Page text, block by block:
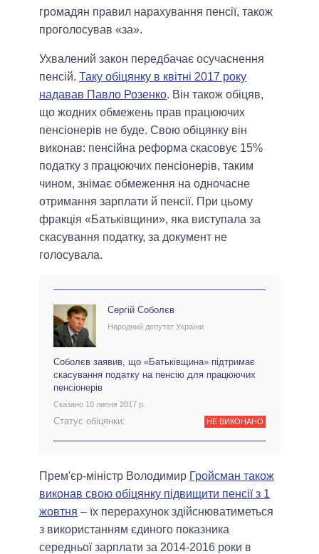
громадян правил нарахування пенсії, також
проголосував «за».
Ухвалений закон передбачає осучаснення
пенсій. Таку обіцянку в квітні 2017 року
надавав Павло Розенко. Він також обіцяв,
що жодних обмежень прав працюючих
пенсіонерів не буде. Свою обіцянку він
виконав: пенсійна реформа скасовує 15%
податку з працюючих пенсіонерів, таким
чином, знімає обмеження на одночасне
отримання зарплати й пенсії. При цьому
фракція «Батьківщини», яка виступала за
скасування податку, за документ не
голосувала.
Сергій Соболєв
Народний депутат України
Соболєв заявив, що «Батьківщина» підтримає
скасування податку на пенсію для працюючих
пенсіонерів
Сказано 10 липня 2017 р.
Статус обіцянки: НЕ ВИКОНАНО
Прем'єр-міністр Володимир Гройсман також
виконав свою обіцянку підвищити пенсії з 1
жовтня – їх перерахунок здійснюватиметься
з використанням єдиного показника
середньої зарплати за 2014-2016 роки в